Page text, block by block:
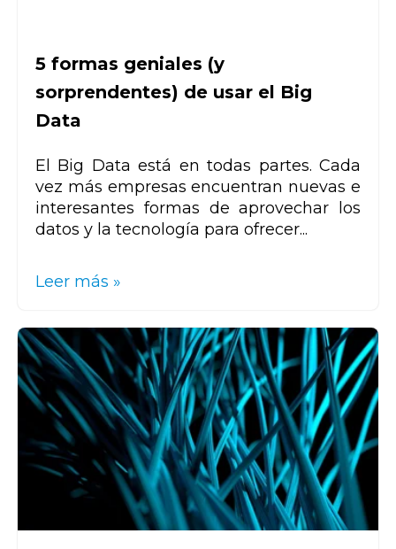
5 formas geniales (y
sorprendentes) de usar el Big
Data
El Big Data está en todas partes. Cada
vez más empresas encuentran nuevas e
interesantes formas de aprovechar los
datos y la tecnología para ofrecer...
Leer más »